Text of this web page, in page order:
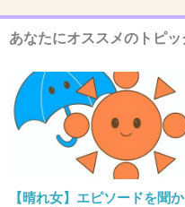
最近、フィフィって
らないよね。
あなたにオススメのトピッ
【晴れ女】エピソードを聞か